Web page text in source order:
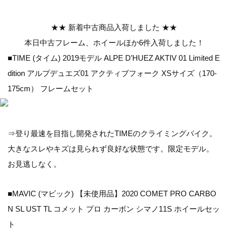
★★ 新着中古商品入荷しました ★★
本日中古フレーム、ホイールほか6件入荷しました！
■TIME (タイム) 2019モデル ALPE D’HUEZ AKTIV 01 Limited E
dition アルプデュエズ01 アクティブフォーク XSサイズ（170-
175cm） フレームセット
⇒登り最速を目指し開発されたTIMEのクライミングバイク。
大きなスレやキズは見られず良好な状態です。限定モデル。
お見逃しなく。
■MAVIC (マビック) 【未使用品】2020 COMET PRO CARBO
N SL UST TL コメット プロ カーボン シマノ11S ホイールセッ
ト